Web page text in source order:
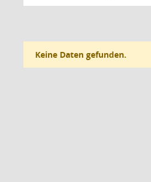
Keine Daten gefunden.